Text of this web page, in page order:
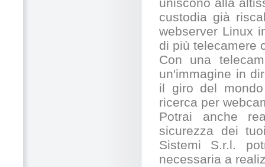
uniscono alla
custodia già
webserver Linux
di più telecamere
Con una
un'immagine in
il giro del
ricerca per
Potrai anche
sicurezza dei
Sistemi S.r.l.
necessaria a